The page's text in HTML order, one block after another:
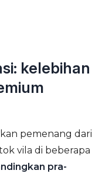
kelebihan
pemenang dari
vila di beberapa
pra-